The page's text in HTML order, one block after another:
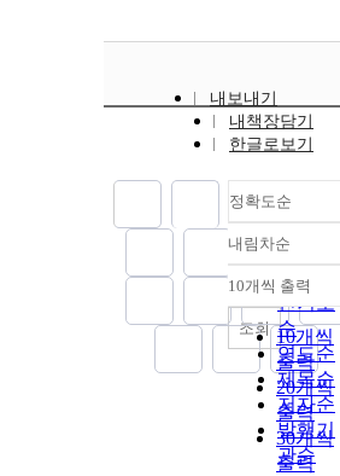
내보내기
내책장담기
한글로보기
정확도순
정확도
순
인기도
순
연도순
제목순
저자순
발행기
관순
내림차순
내림차
10개씩 출력
10개씩
출력
20개씩
출력
30개씩
출력
조회